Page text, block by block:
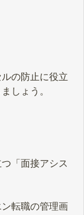
の防止に役立
しょう。
「面接アシス
転職の管理画